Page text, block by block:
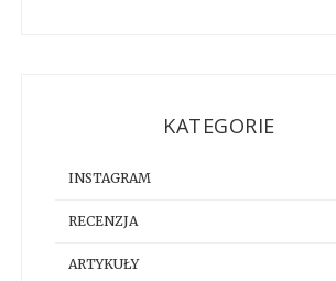
KATEGORIE
INSTAGRAM
RECENZJA
ARTYKUŁY